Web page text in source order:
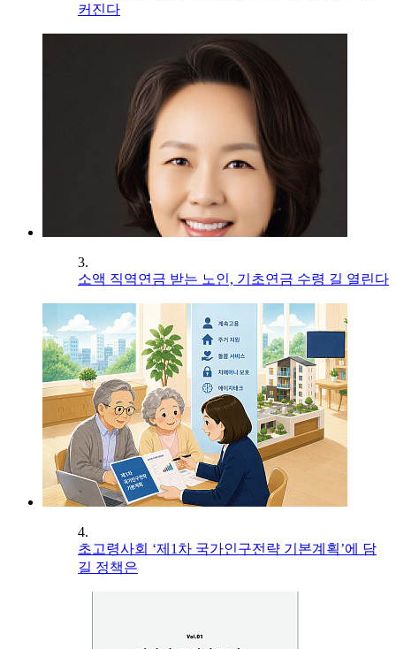
커진다
3.
소액 직역연금 받는 노인, 기초연금 수령 길 열린다
4.
초고령사회 ‘제1차 국가인구전략 기본계획’에 담
길 정책은